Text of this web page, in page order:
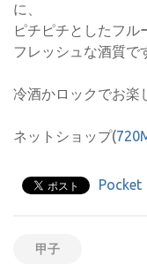
に、
ピチピチとしたフル
フレッシュな酒質で
冷酒かロックでお楽
ネットショップ(
Pocket
甲子